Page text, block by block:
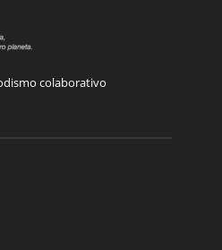
colaborativo